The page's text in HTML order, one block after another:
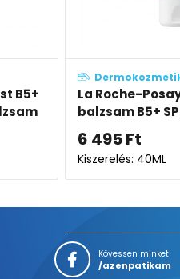
B5+
La Roche-
balzsam B5+
6 495Ft
Kiszerelés: 40ML
Kövessen minket
/azenpatikam